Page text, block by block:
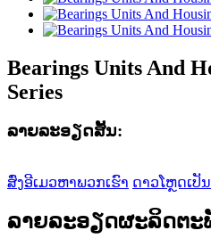
Bearings Units And
Series
ລາຍ​ລະ​ອຽດ​ສັ້ນ​:
ສົ່ງອີເມວຫາພວກເຮົາ ດາວໂຫຼດເປັນ
ລາຍລະອຽດຜະລິດຕະ